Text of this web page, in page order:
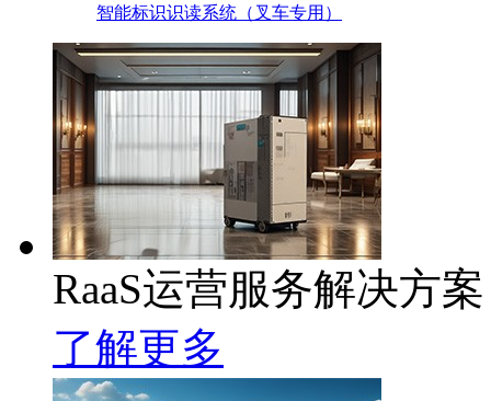
智能标识识读系统（叉车专用）
RaaS运营服务解决方案
了解更多